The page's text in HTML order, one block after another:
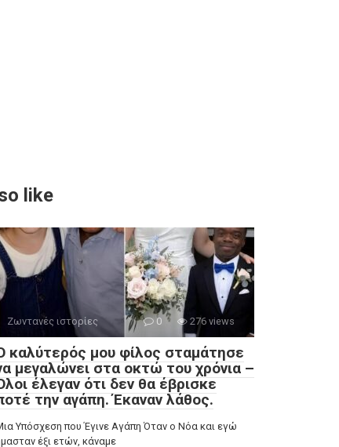
like
Ζωντανές ιστορίες 0 276 views
καλύτερός μου φίλος σταμάτησε
μεγαλώνει στα οκτώ του χρόνια –
έλεγαν ότι δεν θα έβρισκε
την αγάπη. Έκαναν λάθος.
Υπόσχεση που Έγινε Αγάπη Όταν ο Νόα και εγώ
έξι ετών, κάναμε